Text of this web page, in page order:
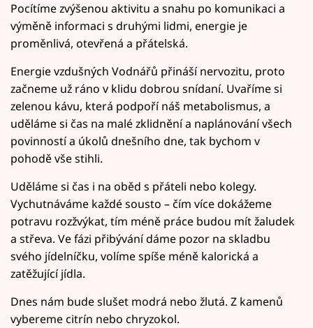
Pocítíme zvýšenou aktivitu a snahu po komunikaci a
výměně informaci s druhými lidmi, energie je
proměnlivá, otevřená a přátelská.
Energie vzdušných Vodnářů přináší nervozitu, proto
začneme už ráno v klidu dobrou snídaní. Uvaříme si
zelenou kávu, která podpoří náš metabolismus, a
uděláme si čas na malé zklidnění a naplánování všech
povinností a úkolů dnešního dne, tak bychom v
pohodě vše stihli.
Uděláme si čas i na oběd s přáteli nebo kolegy.
Vychutnáváme každé sousto – čím více dokážeme
potravu rozžvýkat, tím méně práce budou mít žaludek
a střeva. Ve fázi přibývání dáme pozor na skladbu
svého jídelníčku, volíme spíše méně kalorická a
zatěžující jídla.
Dnes nám bude slušet modrá nebo žlutá. Z kamenů
vybereme citrín nebo chryzokol.